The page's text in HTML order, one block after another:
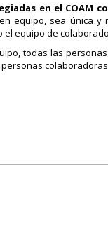
en el COAM
equipo, sea única
equipo de
todas las